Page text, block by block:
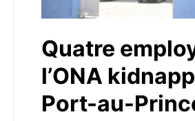
Quatre
l’ONA
Port-au-